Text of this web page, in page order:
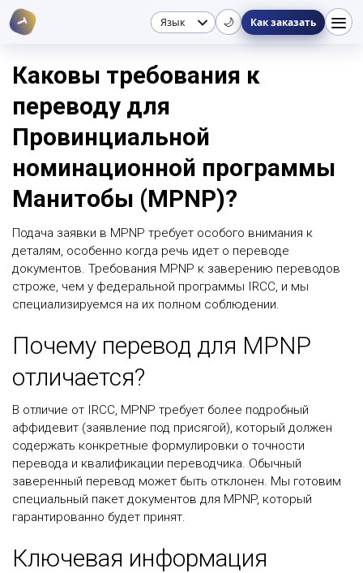
T 🌙 Как заказать
Каковы требования к
переводу для
Провинциальной
номинационной программы
Манитобы (MPNP)?
Подача заявки в MPNP требует особого внимания к
деталям, особенно когда речь идет о переводе
документов. Требования MPNP к заверению переводов
строже, чем у федеральной программы IRCC, и мы
специализируемся на их полном соблюдении.
Почему перевод для MPNP
отличается?
В отличие от IRCC, MPNP требует более подробный
аффидевит (заявление под присягой), который должен
содержать конкретные формулировки о точности
перевода и квалификации переводчика. Обычный
заверенный перевод может быть отклонен. Мы готовим
специальный пакет документов для MPNP, который
гарантированно будет принят.
Ключевая информация